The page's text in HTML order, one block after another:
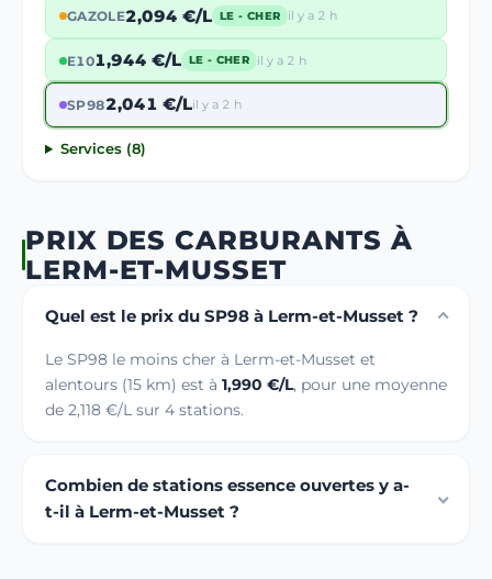
GAZOLE2,094 €/L LE - CHER il y a 2 h
E101,944 €/L LE - CHER il y a 2 h
SP982,041 €/Lil y a 2 h
Services (8)
PRIX DES CARBURANTS À
LERM-ET-MUSSET
Quel est le prix du SP98 à Lerm-et-Musset ?
Le SP98 le moins cher à Lerm-et-Musset et
alentours (15 km) est à 1,990 €/L, pour une moyenne
de 2,118 €/L sur 4 stations.
Combien de stations essence ouvertes y a-
t-il à Lerm-et-Musset ?